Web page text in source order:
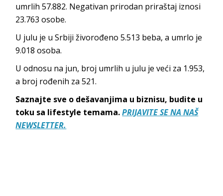
umrlih 57.882. Negativan prirodan priraštaj iznosi
23.763 osobe.
U julu je u Srbiji živorođeno 5.513 beba, a umrlo je
9.018 osoba.
U odnosu na jun, broj umrlih u julu je veći za 1.953,
a broj rođenih za 521.
Saznajte sve o dešavanjima u biznisu, budite u
toku sa lifestyle temama.PRIJAVITE SE NA NAŠ
NEWSLETTER.